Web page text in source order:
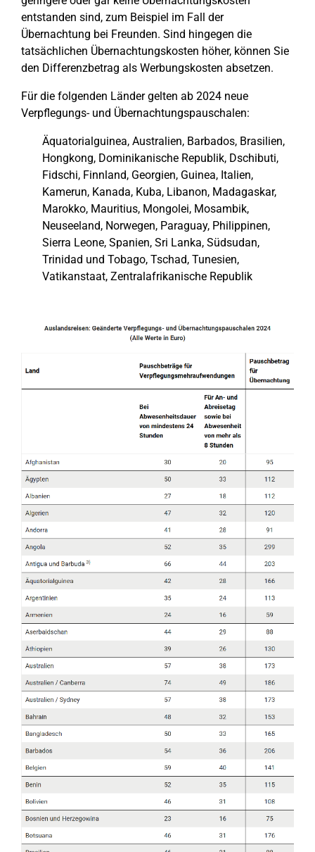
entstanden sind, zum Beispiel im Fall der
Übernachtung bei Freunden. Sind hingegen die
tatsächlichen Übernachtungskosten höher, können Sie
den Differenzbetrag als Werbungskosten absetzen.
Für die folgenden Länder gelten ab 2024 neue
Verpflegungs- und Übernachtungspauschalen:
Äquatorialguinea, Australien, Barbados, Brasilien,
Hongkong, Dominikanische Republik, Dschibuti,
Fidschi, Finnland, Georgien, Guinea, Italien,
Kamerun, Kanada, Kuba, Libanon, Madagaskar,
Marokko, Mauritius, Mongolei, Mosambik,
Neuseeland, Norwegen, Paraguay, Philippinen,
Sierra Leone, Spanien, Sri Lanka, Südsudan,
Trinidad und Tobago, Tschad, Tunesien,
Vatikanstaat, Zentralafrikanische Republik